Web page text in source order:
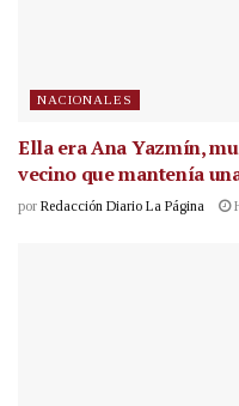
NACIONALES
Ella era Ana Yazmín,
vecino que mantenía
por Redacción Diario La Página